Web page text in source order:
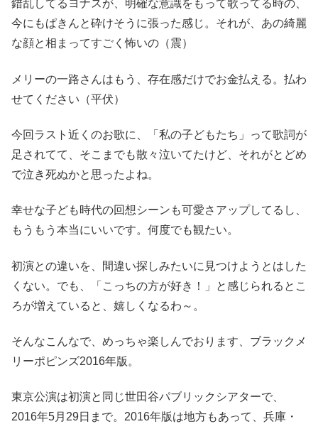
錯乱してるヨナスが、明確な意識をもって歌ってる時の、
今にもぱきんと砕けそうに張った感じ。それが、あの綺麗
な顔と相まってすごく怖いの（震）
メリーの一路さんはもう、存在感だけでお金払える。払わ
せてください（平伏）
今回ラスト近くのお歌に、「私の子どもたち」って歌詞が
足されてて、そこまでも散々泣いてたけど、それがとどめ
で泣き死ぬかと思ったよね。
幸せな子ども時代の回想シーンも可愛さアップしてるし、
もうもう本当にいいです。何度でも観たい。
初演との違いを、間違い探しみたいに見つけようとはした
くない。でも、「こっちの方が好き！」と感じられるとこ
ろが増えていると、嬉しくなるわ～。
そんなこんなで、めっちゃ楽しんでおります、ブラックメ
リーポピンズ2016年版。
東京公演は初演と同じ世田谷パブリックシアターで、
2016年5月29日まで。2016年版は地方もあって、兵庫・